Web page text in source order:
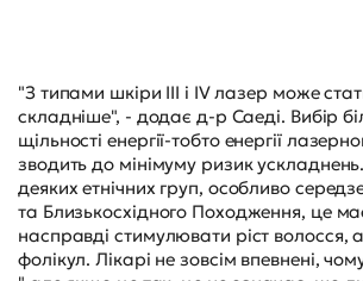
"З типами шкіри III і IV лазер може
складніше", - додає д-р Саеді. Вибір
щільності енергії-тобто енергії
зводить до мінімуму ризик
деяких етнічних груп, особливо
та Близькосхідного Походження, це
насправді стимулювати ріст волосся,
фолікул. Лікарі не зовсім впевнені,